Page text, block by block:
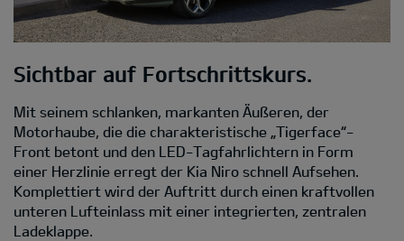
Sichtbar auf Fortschrittskurs.
Mit seinem schlanken, markanten Äußeren, der
Motorhaube, die die charakteristische „Tigerface“-
Front betont und den LED-Tagfahrlichtern in Form
einer Herzlinie erregt der Kia Niro schnell Aufsehen.
Komplettiert wird der Auftritt durch einen kraftvollen
unteren Lufteinlass mit einer integrierten, zentralen
Ladeklappe.